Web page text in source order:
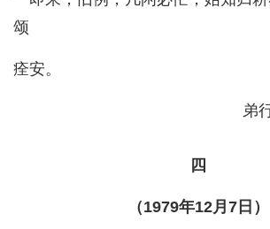
颂
痊安。
弟
四
（1979年12月7日）